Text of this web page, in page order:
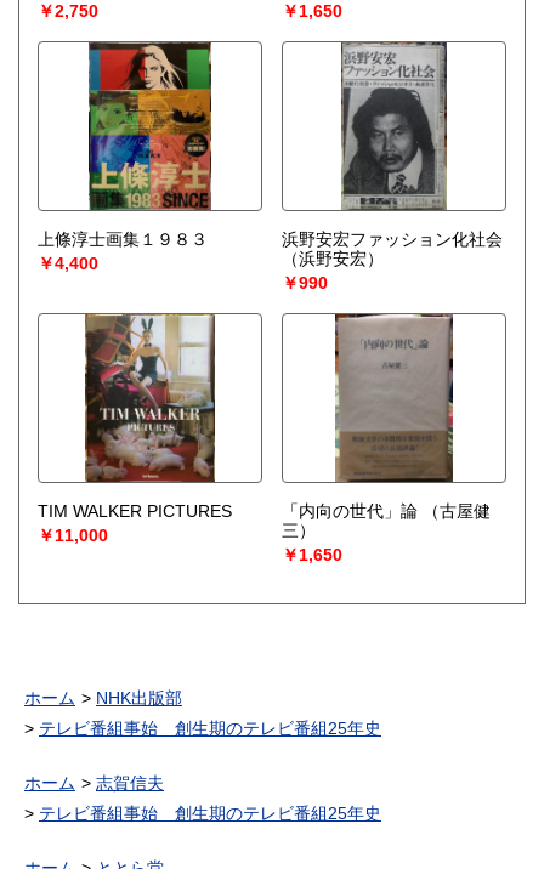
￥2,750
￥1,650
上條淳士画集１９８３
￥4,400
浜野安宏ファッション化社会
（浜野安宏）
￥990
TIM WALKER PICTURES
￥11,000
「内向の世代」論
（古屋健
三）
￥1,650
ホーム
NHK出版部
テレビ番組事始 創生期のテレビ番組25年史
ホーム
志賀信夫
テレビ番組事始 創生期のテレビ番組25年史